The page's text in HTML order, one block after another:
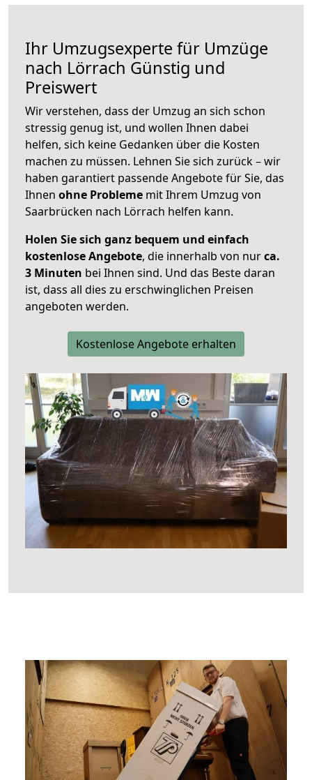
Ihr Umzugsexperte für Umzüge
nach Lörrach Günstig und
Preiswert
Wir verstehen, dass der Umzug an sich schon
stressig genug ist, und wollen Ihnen dabei
helfen, sich keine Gedanken über die Kosten
machen zu müssen. Lehnen Sie sich zurück – wir
haben garantiert passende Angebote für Sie, das
Ihnen ohne Probleme mit Ihrem Umzug von
Saarbrücken nach Lörrach helfen kann.
Holen Sie sich ganz bequem und einfach
kostenlose Angebote, die innerhalb von nurca.
3 Minuten bei Ihnen sind. Und das Beste daran
ist, dass all dies zu erschwinglichen Preisen
angeboten werden.
Kostenlose Angebote erhalten